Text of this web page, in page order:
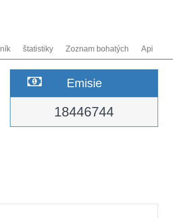
štatistiky Zoznam bohatých Api
Emisie
18446744